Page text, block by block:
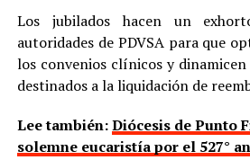
Los jubilados hacen un
autoridades de PDVSA para que
los convenios clínicos y
destinados a la liquidación de
Lee también:Diócesis de Punto
solemne eucaristía por el 527°